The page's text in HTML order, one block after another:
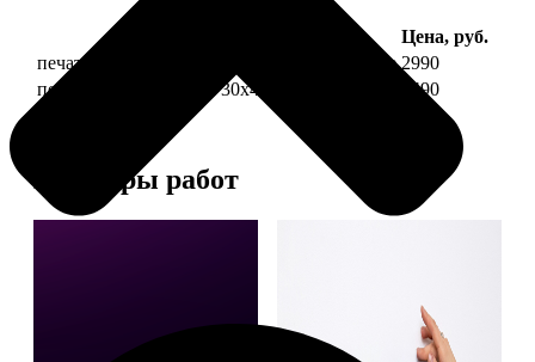
Цена, руб.
печать фото на холсте 30х40 на подрамнике 2990
печать фото на холсте 30х40 в раме
5490
Примеры работ